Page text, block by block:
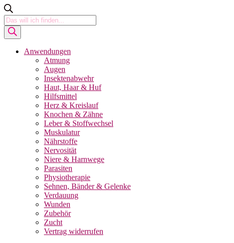
Products
search
Anwendungen
Atmung
Augen
Insektenabwehr
Haut, Haar & Huf
Hilfsmittel
Herz & Kreislauf
Knochen & Zähne
Leber & Stoffwechsel
Muskulatur
Nährstoffe
Nervosität
Niere & Harnwege
Parasiten
Physiotherapie
Sehnen, Bänder & Gelenke
Verdauung
Wunden
Zubehör
Zucht
Vertrag widerrufen